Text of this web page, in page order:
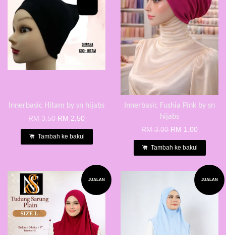
Innerbasic Hitam by sn hijabs
RM 3.50RM 2.50
Tambah ke bakul
Innerbasic Fushia Pink by sn
hijabs
RM 3.00RM 1.00
Tambah ke bakul
JUALAN JUALAN